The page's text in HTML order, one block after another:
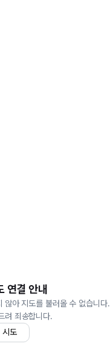
연결 안내
않아 지도를 불러올 수 없습니다.
려 죄송합니다.
시도